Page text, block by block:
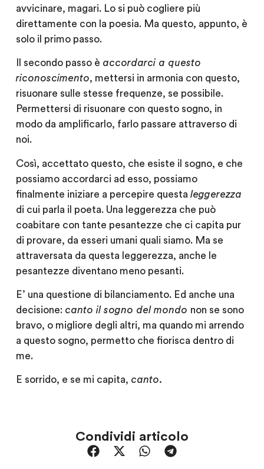
avvicinare, magari. Lo si può cogliere più
direttamente con la poesia. Ma questo, appunto, è
solo il primo passo.
Il secondo passo è accordarci a questo
riconoscimento, mettersi in armonia con questo,
risuonare sulle stesse frequenze, se possibile.
Permettersi di risuonare con questo sogno, in
modo da amplificarlo, farlo passare attraverso di
noi.
Così, accettato questo, che esiste il sogno, e che
possiamo accordarci ad esso, possiamo
finalmente iniziare a percepire questa leggerezza
di cui parla il poeta. Una leggerezza che può
coabitare con tante pesantezze che ci capita pur
di provare, da esseri umani quali siamo. Ma se
attraversata da questa leggerezza, anche le
pesantezze diventano meno pesanti.
E’ una questione di bilanciamento. Ed anche una
decisione: canto il sogno del mondo non se sono
bravo, o migliore degli altri, ma quando mi arrendo
a questo sogno, permetto che fiorisca dentro di
me.
E sorrido, e se mi capita, canto.
Condividi articolo